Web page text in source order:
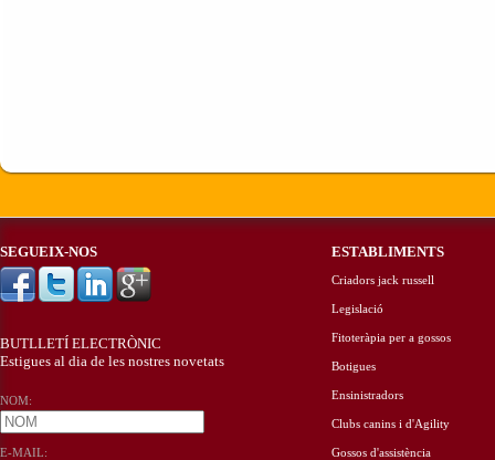
SEGUEIX-NOS
BUTLLETÍ ELECTRÒNIC
Estigues al dia de les nostres novetats
NOM:
E-MAIL:
ESTABLIMENTS
Criadors jack russell
Legislació
Fitoteràpia per a gossos
Botigues
Ensinistradors
Clubs canins i d'Agility
Gossos d'assistència